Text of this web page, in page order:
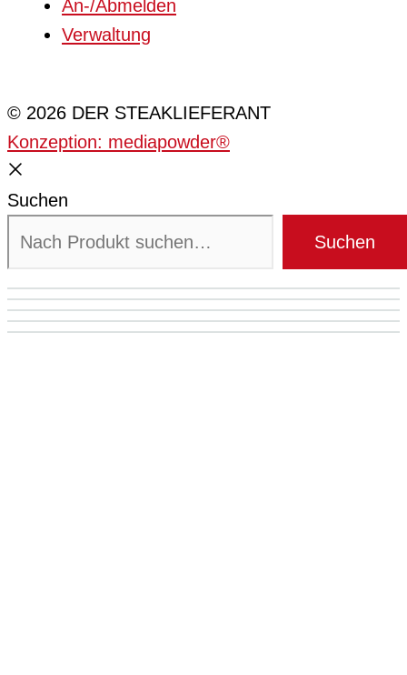
An-/Abmelden
Verwaltung
© 2026 DER STEAKLIEFERANT
Konzeption: mediapowder®
Suchen
Suchen